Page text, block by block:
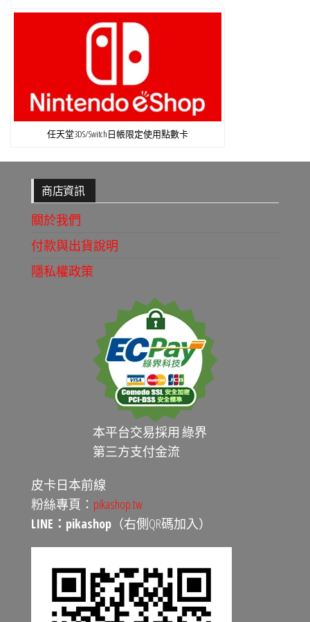
任天堂3DS/Switch日帳限定使用點數卡
商店資訊
關於我們
付款與出貨說明
隱私權政策
本平台交易採用 綠界
第三方支付金流
皮卡日本前線
粉絲專頁： pikashop.tw
LINE：pikashop （右側QR碼加入）